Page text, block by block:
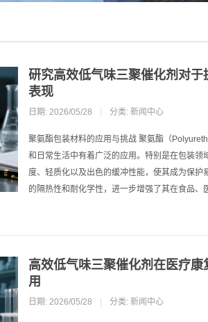
研究高效低气味三聚催化剂对
表现
日期: 2026/05/28 分类: 新闻中心
聚氨酯包装材料的应用与挑战 聚氨酯（
和日常生活中有着广泛的应用。特别是在包装
度、轻质化以及出色的缓冲性能，使其成为保
的隔热性和耐化学性，进一步增强了其在食品
高效低气味三聚催化剂在医疗
用
日期: 2026/05/28 分类: 新闻中心